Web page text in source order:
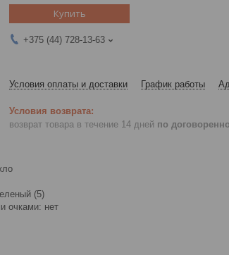
Купить
+375 (44) 728-13-63
Условия оплаты и доставки График работы
возврат товара в течение 14 дней по
(5)
очками: нет